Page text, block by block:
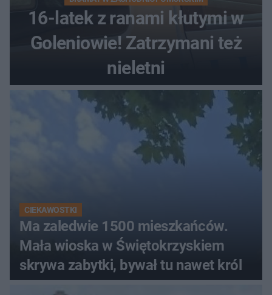
16-latek z ranami kłutymi w
Goleniowie! Zatrzymani też
nieletni
CIEKAWOSTKI
Ma zaledwie 1500 mieszkańców.
Mała wioska w Świętokrzyskiem
skrywa zabytki, bywał tu nawet król